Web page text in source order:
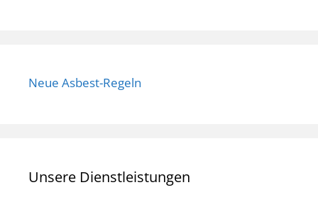
Neue Asbest-Regeln
Unsere Dienstleistungen